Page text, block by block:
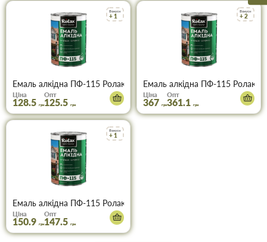
Бонуси
+ 1
Емаль алкідна ПФ-115 Ролакс лавандова 0,9 кг
Ціна
128.5 грн
Опт
125.5 грн
Бонуси
+ 2
Емаль алкідна ПФ-115 Ролакс
Ціна
367 грн
Опт
361.1 грн
Бонуси
+ 1
Емаль алкідна ПФ-115 Ролакс оранжева 0,9 кг
Ціна
150.9 грн
Опт
147.5 грн